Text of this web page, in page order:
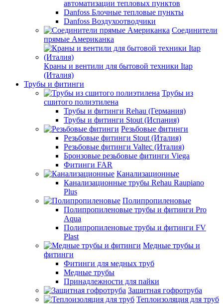
автоматизации тепловых пунктов
Danfoss Блочные тепловые пункты
Danfoss Воздухоотводчики
Соединители
прямые Американка
Краны и вентили для бытовой техники Itap
(Италия)
Трубы и фитинги
Трубы из
сшитого полиэтилена
Трубы и фитинги Rehau (Германия)
Трубы и фитинги Stout (Испания)
Резьбовые фитинги
Резьбовые фитинги Stout (Италия)
Резьбовые фитинги Valtec (Италия)
Бронзовые резьбовые фитинги Viega
Фитинги FAR
Канализационные
Канализационные трубы Rehau Raupiano
Plus
Полипропиленовые
Полипропиленовые трубы и фитинги Pro
Aqua
Полипропиленовые трубы и фитинги FV
Plast
Медные трубы и
фитинги
Фитинги для медных труб
Медные трубы
Принадлежности для пайки
Защитная гофротруба
Теплоизоляция для труб